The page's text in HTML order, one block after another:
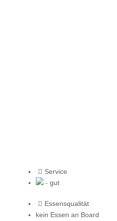
Service
- gut
Essensqualität
kein Essen an Board